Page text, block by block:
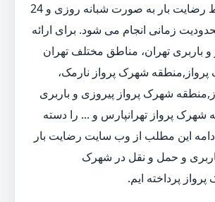
شهرک پرواز، توسط رضایت بار به صورت شبانه روزی و 24
زمانی انجام می شود. برای ارائه
و باربری تهران، مناطق مختلف تهران
پرواز,منطقه شهرک پرواز نارمک،
شهرک پرواز پیروزی و باربری
پرواز تهرانپارس و ... را دسته
این مطلب از وب سایت رضایت بار
و حمل و نقل در شهرک
پرداخته ایم.